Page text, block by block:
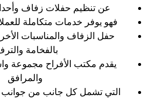
عن تنظيم حفلات زفاف
فهو يوفر خدمات متكاملة
حفل الزفاف والمناسبات
بالفخامة
يقدم مكتب الأفراح مجموعة
والمرافق
التي تشمل كل جانب من جوانب